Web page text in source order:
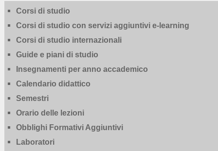
Corsi di studio
Corsi di studio con servizi aggiuntivi e-learning
Corsi di studio internazionali
Guide e piani di studio
Insegnamenti per anno accademico
Calendario didattico
Semestri
Orario delle lezioni
Obblighi Formativi Aggiuntivi
Laboratori